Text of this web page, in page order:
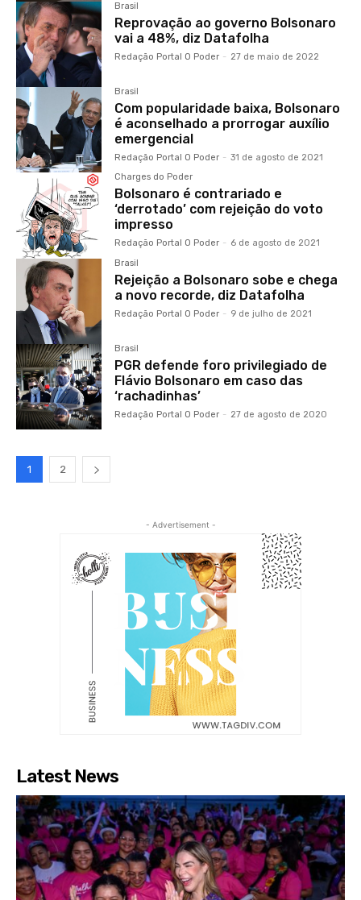
Brasil
Reprovação ao governo Bolsonaro
vai a 48%, diz Datafolha
Redação Portal O Poder - 27 de maio de 2022
Brasil
Com popularidade baixa, Bolsonaro
é aconselhado a prorrogar auxílio
emergencial
Redação Portal O Poder - 31 de agosto de 2021
Charges do Poder
Bolsonaro é contrariado e
‘derrotado’ com rejeição do voto
impresso
Redação Portal O Poder - 6 de agosto de 2021
Brasil
Rejeição a Bolsonaro sobe e chega
a novo recorde, diz Datafolha
Redação Portal O Poder - 9 de julho de 2021
Brasil
PGR defende foro privilegiado de
Flávio Bolsonaro em caso das
‘rachadinhas’
Redação Portal O Poder - 27 de agosto de 2020
1 2
- Advertisement -
Latest News